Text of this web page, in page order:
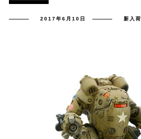
2017年6月10日 新入荷